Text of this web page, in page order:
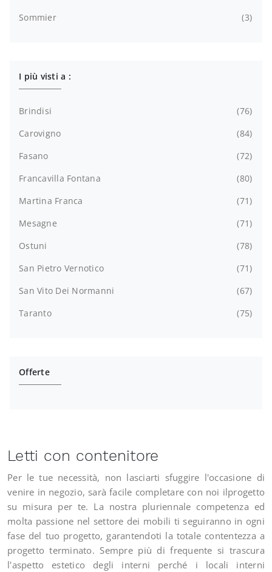
Sommier
3
I più visti a :
Brindisi
76
Carovigno
84
Fasano
72
Francavilla Fontana
80
Martina Franca
71
Mesagne
71
Ostuni
78
San Pietro Vernotico
71
San Vito Dei Normanni
67
Taranto
75
Offerte
Letti con contenitore
Per le tue necessità, non lasciarti sfuggire l'occasione di
venire in negozio, sarà facile completare con noi ilprogetto
su misura per te. La nostra pluriennale competenza ed
molta passione nel settore dei mobili ti seguiranno in ogni
fase del tuo progetto, garantendoti la totale contentezza a
progetto terminato. Sempre più di frequente si trascura
l'aspetto estetico degli interni perché i locali interni